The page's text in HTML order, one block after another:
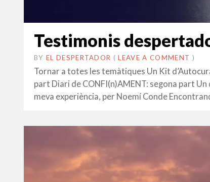
Testimonis
BY EL DESPERTADOR ON
27
FEBRER
2024
•(LEAVE A COMMENT )
Tornar a totes les temàtiques Un Kit
part Diari de CONFI(n)AMENT: segona part
meva experiència, per Noemí Conde